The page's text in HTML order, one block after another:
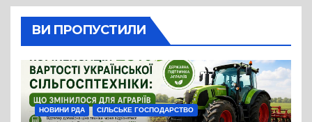
ВИ ПРОПУСТИЛИ
НОВИНИ РДА СІЛЬСЬКЕ ГОСПОДАРСТВО